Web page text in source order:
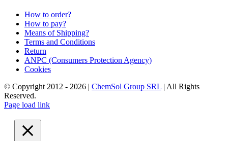
How to order?
How to pay?
Means of Shipping?
Terms and Conditions
Return
ANPC (Consumers Protection Agency)
Cookies
© Copyright 2012 - 2026 | ChemSol Group SRL | All Rights
Reserved.
Page load link